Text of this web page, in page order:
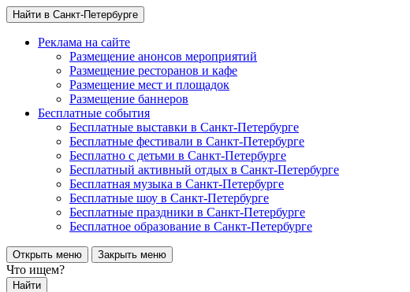
Найти в Санкт-Петербурге
Реклама на сайте
Размещение анонсов мероприятий
Размещение ресторанов и кафе
Размещение мест и площадок
Размещение баннеров
Бесплатные события
Бесплатные выставки в Санкт-Петербурге
Бесплатные фестивали в Санкт-Петербурге
Бесплатно с детьми в Санкт-Петербурге
Бесплатный активный отдых в Санкт-Петербурге
Бесплатная музыка в Санкт-Петербурге
Бесплатные шоу в Санкт-Петербурге
Бесплатные праздники в Санкт-Петербурге
Бесплатное образование в Санкт-Петербурге
Открыть меню Закрыть меню
Что ищем?
Найти